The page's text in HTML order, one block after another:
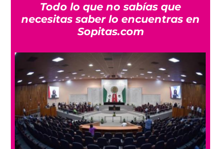
Todo lo que no sabías que
necesitas saber lo encuentras en
Sopitas.com